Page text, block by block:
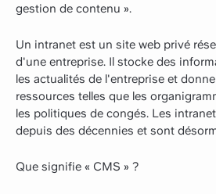
gestion de contenu ».
Un intranet est un site web privé
d'une entreprise. Il stocke des
les actualités de l'entreprise et
ressources telles que les
les politiques de congés. Les
depuis des décennies et sont
Que signifie « CMS » ?